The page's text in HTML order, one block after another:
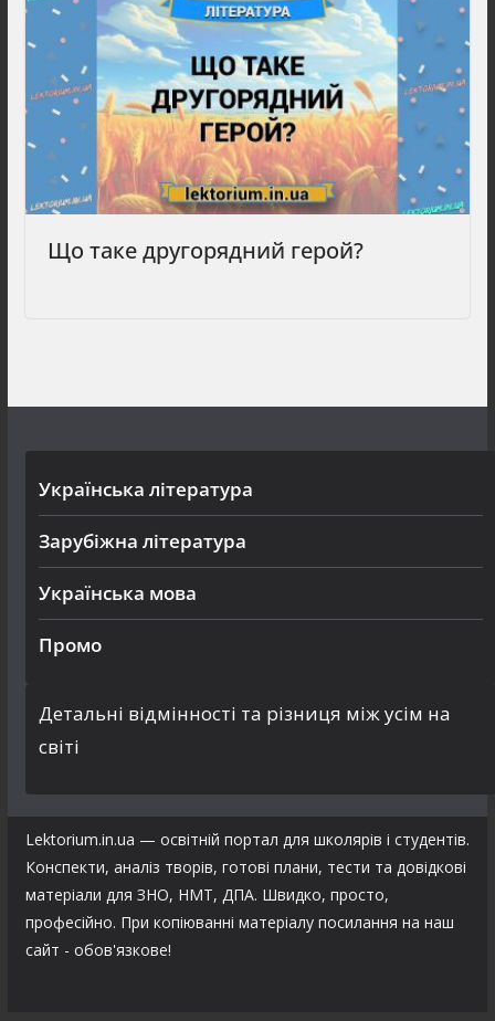
Що таке другорядний герой?
Українська література
Зарубіжна література
Українська мова
Промо
Детальні відмінності та різниця між усім на
світі
Lektorium.in.ua — освітній портал для школярів і студентів.
Конспекти, аналіз творів, готові плани, тести та довідкові
матеріали для ЗНО, НМТ, ДПА. Швидко, просто,
професійно. При копіюванні матеріалу посилання на наш
сайт - обов'язкове!